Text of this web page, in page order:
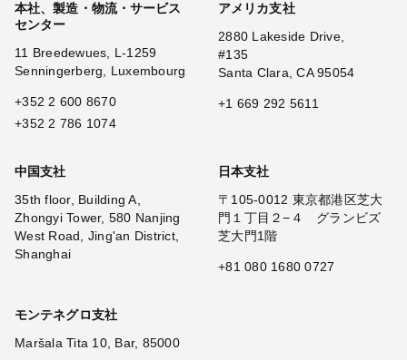
本社、製造・物流・サービス
センター
11 Breedewues, L-1259
Senningerberg, Luxembourg
+352 2 600 8670
+352 2 786 1074
アメリカ支社
2880 Lakeside Drive,
#135
Santa Clara, CA 95054
+1 669 292 5611
中国支社
35th floor, Building A,
Zhongyi Tower, 580 Nanjing
West Road, Jing'an District,
Shanghai
日本支社
〒105-0012 東京都港区芝大
門１丁目２−４ グランビズ
芝大門1階
+81 080 1680 0727
モンテネグロ支社
Maršala Tita 10, Bar, 85000